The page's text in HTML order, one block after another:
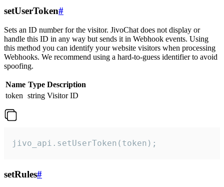
setUserToken#
Sets an ID number for the visitor. JivoChat does not display or
handle this ID in any way but sends it in Webhook events. Using
this method you can identify your website visitors when processing
Webhooks. We recommend using a hard-to-guess identifier to avoid
spoofing.
Name Type Description
token string Visitor ID
jivo_api.setUserToken(token);
setRules#